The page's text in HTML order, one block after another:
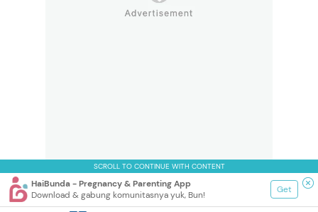
SCROLL TO CONTINUE WITH CONTENT
HaiBunda - Pregnancy & Parenting App
Download & gabung komunitasnya yuk, Bun!
Get